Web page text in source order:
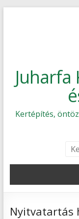
Juharfa
Kertépítés,
Nyitvatartás